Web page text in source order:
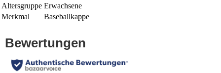
Altersgruppe Erwachsene
Merkmal
Baseballkappe